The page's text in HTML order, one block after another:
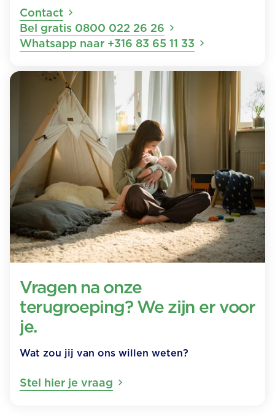
Contact
Bel gratis 0800 022 26 26
Whatsapp naar +316 83 65 11 33
Vragen na onze
terugroeping? We zijn er voor
je.
Wat zou jij van ons willen weten?
Stel hier je vraag